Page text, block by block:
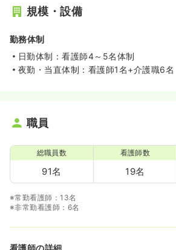
規模・設備
勤務体制
日勤体制：看護師4～5名体制
夜勤・当直体制：看護師1名+介護職6名
職員
総職員数
91名
看護師数
19名
※常勤看護師：13名
※非常勤看護師：6名
看護師の詳細